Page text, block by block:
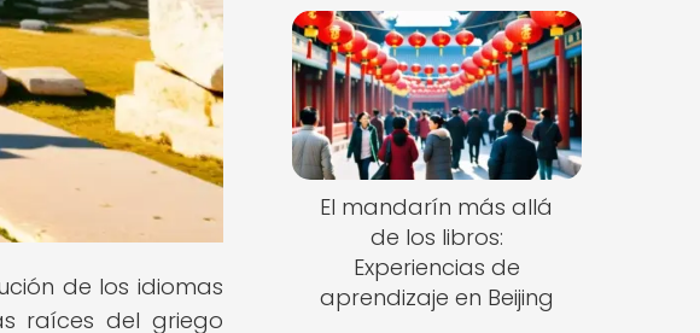
de los idiomas
raíces del griego
El mandarín más allá
de los libros:
Experiencias de
aprendizaje en Beijing